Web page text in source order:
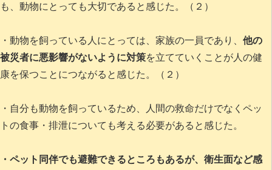
も、動物にとっても大切であると感じた。（２）
・動物を飼っている人にとっては、家族の一員であり、 他の
被災者に悪影響がないように対策を立てていくことが人の健
康を保つことにつながると感じた。（２）
・自分も動物を飼っているため、人間の救命だけでなくペッ
トの食事・排泄についても考える必要があると感じた。
・ペット同伴でも避難できるところもあるが、衛生面など感